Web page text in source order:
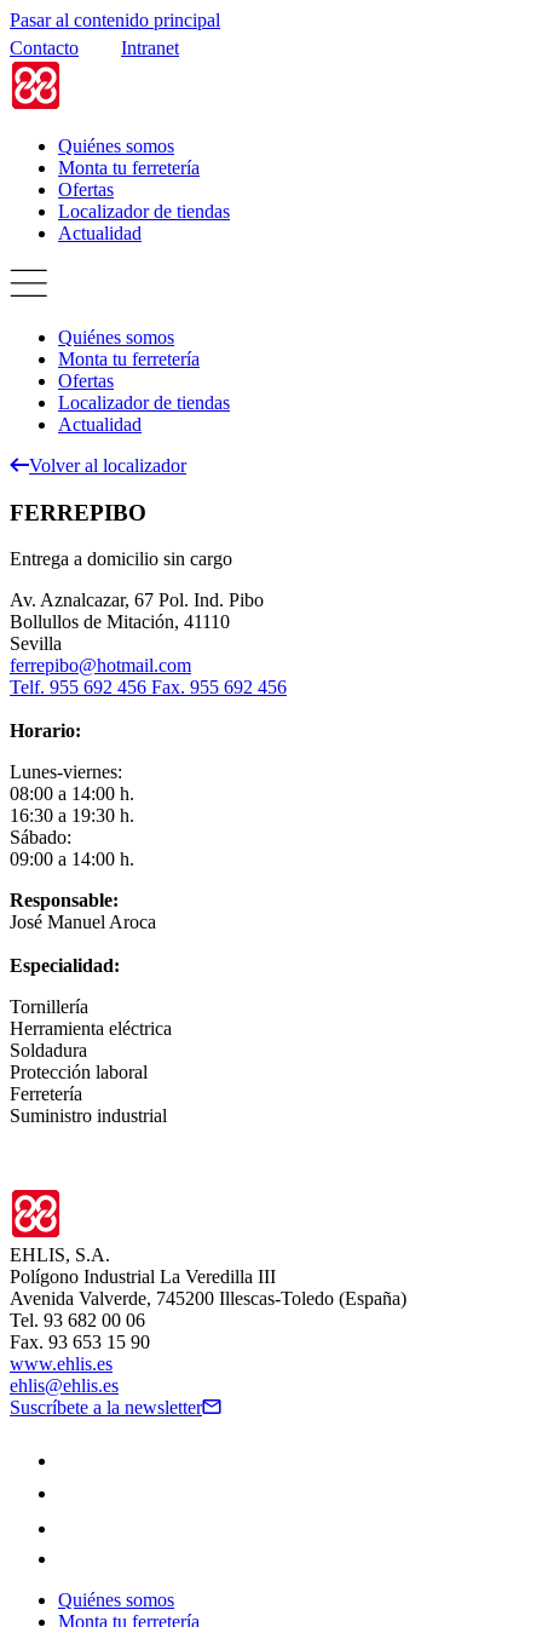
Pasar al contenido principal
Contacto
Intranet
Quiénes somos
Monta tu ferretería
Ofertas
Localizador de tiendas
Actualidad
Quiénes somos
Monta tu ferretería
Ofertas
Localizador de tiendas
Actualidad
Volver al localizador
FERREPIBO
Entrega a domicilio sin cargo
Av. Aznalcazar, 67 Pol. Ind. Pibo
Bollullos de Mitación, 41110
Sevilla
ferrepibo@hotmail.com
Telf. 955 692 456 Fax. 955 692 456
Horario:
Lunes-viernes:
08:00 a 14:00 h.
16:30 a 19:30 h.
Sábado:
09:00 a 14:00 h.
Responsable:
José Manuel Aroca
Especialidad:
Tornillería
Herramienta eléctrica
Soldadura
Protección laboral
Ferretería
Suministro industrial
EHLIS, S.A.
Polígono Industrial La Veredilla III
Avenida Valverde, 745200 Illescas-Toledo (España)
Tel. 93 682 00 06
Fax. 93 653 15 90
www.ehlis.es
ehlis@ehlis.es
Suscríbete a la newsletter
Quiénes somos
Monta tu ferretería